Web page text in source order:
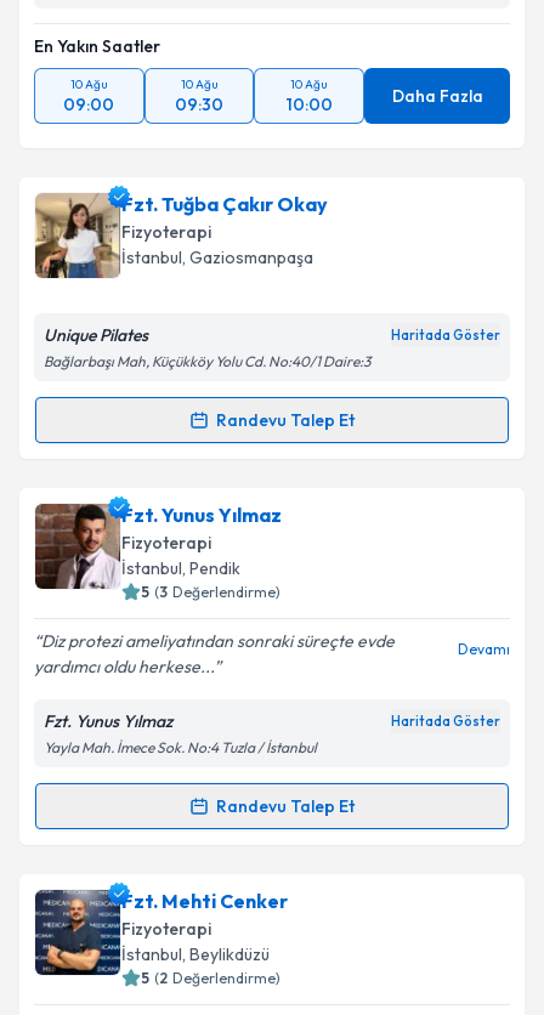
En Yakın Saatler
10 Ağu
09:00
10 Ağu
09:30
10 Ağu
10:00 Daha Fazla
Fzt. Tuğba Çakır Okay
Fizyoterapi
İstanbul, Gaziosmanpaşa
Unique Pilates Haritada Göster
Bağlarbaşı Mah, Küçükköy Yolu Cd. No:40/1 Daire:3
Randevu Talep Et
Randevu Takvimi Talebi
Fzt. Tuğba Çakır Okayiçin randevu takvimi talebi
oluşturun. Size bu uzmandan randevu almanız için bir
takvim hazırlandığında e-posta ile bilgilendireceğiz.
Kişisel verilerimin işlenmesine ilişkin
Aydınlatma
Metni'ni okudum ve kişisel verilerimin belirtilen
kapsamda işlenmesini kabul ediyorum.
Fzt. Yunus Yılmaz
Fizyoterapi
İstanbul, Pendik
5 (3 Değerlendirme)
Diz protezi ameliyatından sonraki süreçte evde
yardımcı oldu herkese...
Devamı
Fzt. Yunus Yılmaz Haritada Göster
Yayla Mah. İmece Sok. No:4 Tuzla / İstanbul
Randevu Talep Et
Randevu Takvimi Talebi
Fzt. Yunus Yılmaziçin randevu takvimi talebi
oluşturun. Size bu uzmandan randevu almanız için bir
takvim hazırlandığında e-posta ile bilgilendireceğiz.
Fzt. Mehti Cenker
Fizyoterapi
İstanbul, Beylikdüzü
5 (2 Değerlendirme)